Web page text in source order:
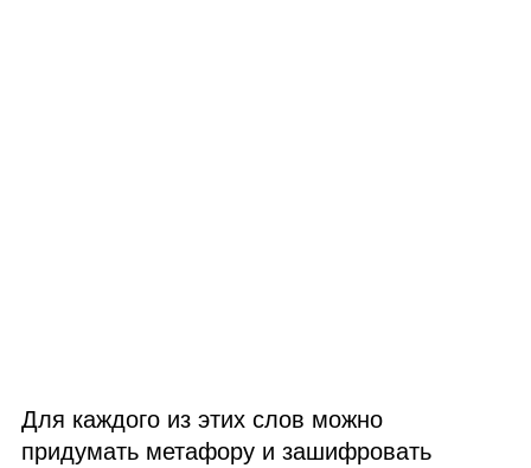
Для каждого из этих слов можно
придумать метафору и зашифровать